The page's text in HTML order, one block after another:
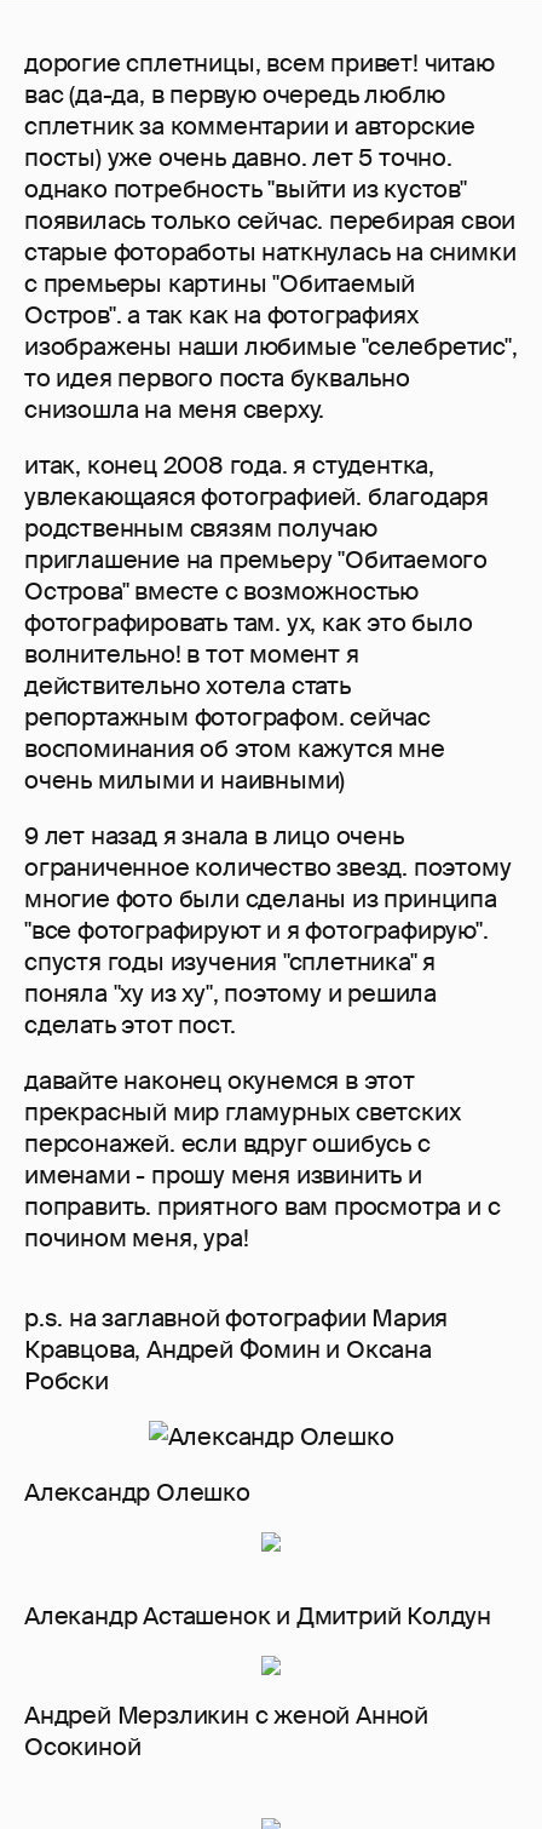
дорогие сплетницы, всем привет! читаю
вас (да-да, в первую очередь люблю
сплетник за комментарии и авторские
посты) уже очень давно. лет 5 точно.
однако потребность "выйти из кустов"
появилась только сейчас. перебирая свои
старые фотоработы наткнулась на снимки
с премьеры картины "Обитаемый
Остров". а так как на фотографиях
изображены наши любимые "селебретис",
то идея первого поста буквально
снизошла на меня сверху.
итак, конец 2008 года. я студентка,
увлекающаяся фотографией. благодаря
родственным связям получаю
приглашение на премьеру "Обитаемого
Острова" вместе с возможностью
фотографировать там. ух, как это было
волнительно! в тот момент я
действительно хотела стать
репортажным фотографом. сейчас
воспоминания об этом кажутся мне
очень милыми и наивными)
9 лет назад я знала в лицо очень
ограниченное количество звезд. поэтому
многие фото были сделаны из принципа
"все фотографируют и я фотографирую".
спустя годы изучения "сплетника" я
поняла "ху из ху", поэтому и решила
сделать этот пост.
давайте наконец окунемся в этот
прекрасный мир гламурных светских
персонажей. если вдруг ошибусь с
именами - прошу меня извинить и
поправить. приятного вам просмотра и с
почином меня, ура!
p.s. на заглавной фотографии Мария
Кравцова, Андрей Фомин и Оксана
Робски
Александр Олешко
Алекандр Асташенок и Дмитрий Колдун
Андрей Мерзликин с женой Анной
Осокиной